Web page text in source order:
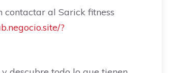
contactar al Sarick fitness
?